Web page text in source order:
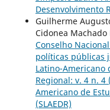
Desenvolvimento
Guilherme
Cidonea
Conselho
políticas públicas
Latino-Americano
Regional: v. 4 n. 4
Americano de
(SLAEDR)